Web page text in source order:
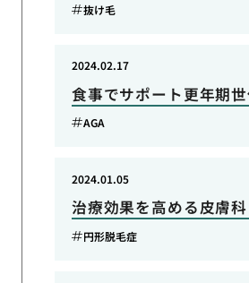
抜け毛
食事でサポート更年期
2024.02.17
AGA
治療効果を高める皮膚
2024.01.05
円形脱毛症